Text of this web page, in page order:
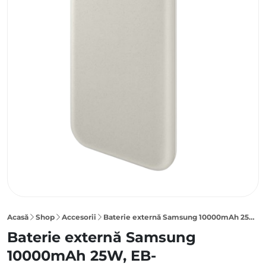
Acasă Shop Accesorii Baterie externă Samsung 10000mAh 25W, Gray, EB-P3400XUEGEU
Baterie externă Samsung
10000mAh 25W, EB-